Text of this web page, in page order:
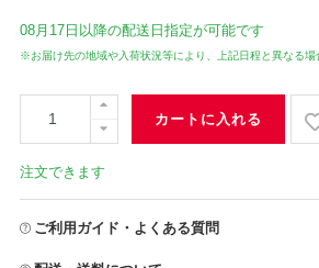
08月17日 以降の配送日指定が可能です
※お届け先の地域や入荷状況等により、上記日程と異なる場
カートに入れる
注文できます
ご利用ガイド・よくある質問